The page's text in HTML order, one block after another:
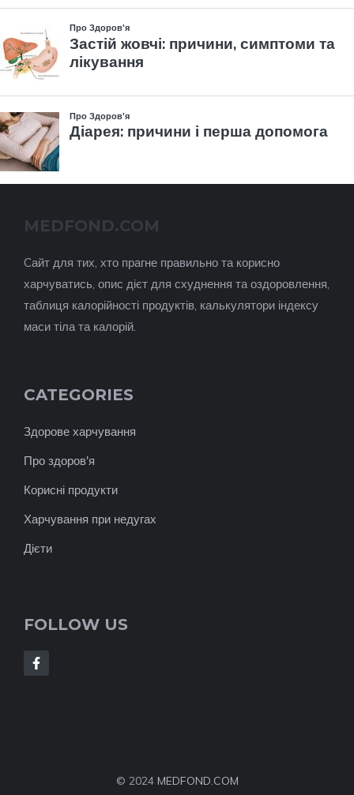
MEDFOND.COM
Cайт для тих, хто прагне правильно та корисно
харчуватись, опис дієт для схуднення та оздоровлення,
таблиця калорійності продуктів, калькулятори індексу
маси тіла та калорій.
CATEGORIES
Здорове харчування
Про здоров'я
Корисні продукти
Харчування при недугах
Дієти
FOLLOW US
© 2024 MEDFOND.COM